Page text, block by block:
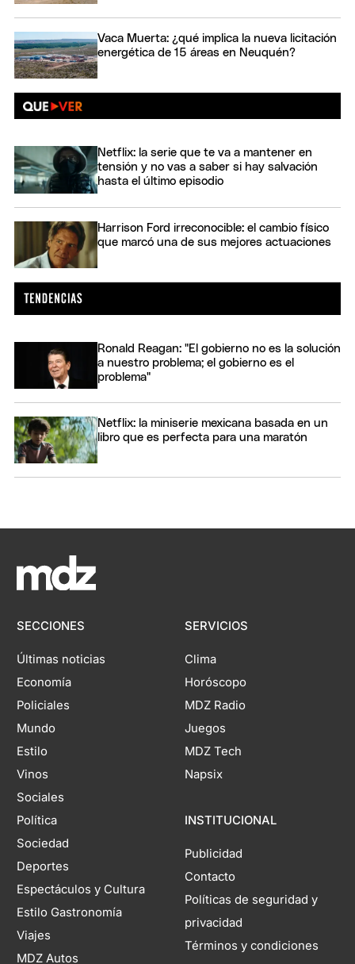
Vaca Muerta: ¿qué implica la nueva licitación
energética de 15 áreas en Neuquén?
Netflix: la serie que te va a mantener en
tensión y no vas a saber si hay salvación
hasta el último episodio
Harrison Ford irreconocible: el cambio físico
que marcó una de sus mejores actuaciones
Ronald Reagan: "El gobierno no es la solución
a nuestro problema; el gobierno es el
problema"
Netflix: la miniserie mexicana basada en un
libro que es perfecta para una maratón
SECCIONES
Últimas noticias
Economía
Policiales
Mundo
Estilo
Vinos
Sociales
Política
Sociedad
Deportes
Espectáculos y Cultura
Estilo Gastronomía
Viajes
MDZ Autos
SERVICIOS
Clima
Horóscopo
MDZ Radio
Juegos
MDZ Tech
Napsix
INSTITUCIONAL
Publicidad
Contacto
Políticas de seguridad y
privacidad
Términos y condiciones